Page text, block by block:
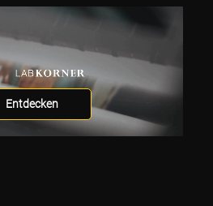
Entdecken